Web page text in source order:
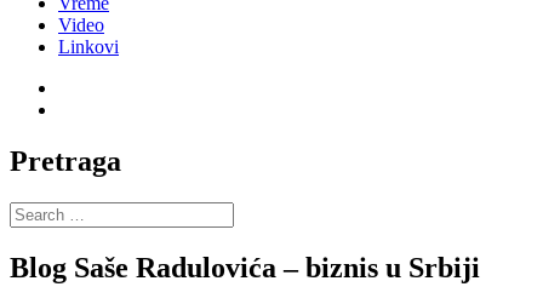
Video
Linkovi
Pretraga
Search
for:
Blog Saše Radulovića – biznis u Srbiji